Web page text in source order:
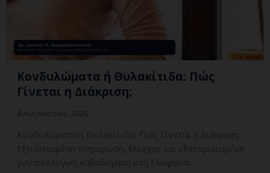
Κονδυλώματα ή Θυλακίτιδα: Πώς
Γίνεται η Διάκριση;
Κονδυλώματα ή Θυλακίτιδα: Πώς Γίνεται η Διάκριση;
Εξειδικευμένη ενημέρωση, έλεγχος και εξατομικευμένη
γυναικολογική καθοδήγηση στη Γλυφάδα.